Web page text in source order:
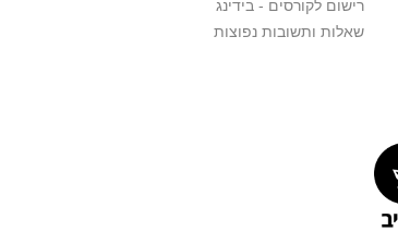
רישום לקורסים - בידינג
שאלות ותשובות נפוצות